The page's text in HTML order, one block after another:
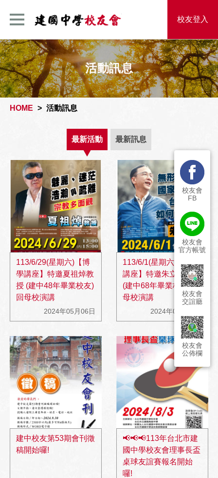
校友登入
校友會
FB
校友會
官方帳號
校友會
交誼廳
校友會
公佈欄
活動訊息
HOME 活動訊息
最新活動 最新訊息
113/6/29(星期六)【博
學講座】特邀夏祖焯教
授 (建中48年畢業校友)
回母校演講
2024年05月06日
113/6/1(星期六)【博學
講座】特邀朱立倫教授
(建中68年畢業校友)回
母校演講
2024年05月06日
建中校友第53期會刊徵
稿開始囉!
📢📢📢113年台北市建
國中學校友會理事長盃
桌球友誼賽報名開始
囉!